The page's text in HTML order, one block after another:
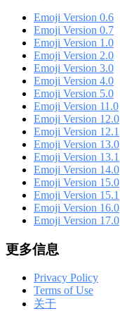
Emoji Version 0.6
Emoji Version 0.7
Emoji Version 1.0
Emoji Version 2.0
Emoji Version 3.0
Emoji Version 4.0
Emoji Version 5.0
Emoji Version 11.0
Emoji Version 12.0
Emoji Version 12.1
Emoji Version 13.0
Emoji Version 13.1
Emoji Version 14.0
Emoji Version 15.0
Emoji Version 15.1
Emoji Version 16.0
Emoji Version 17.0
更多信息
Privacy Policy
Terms of Use
关于